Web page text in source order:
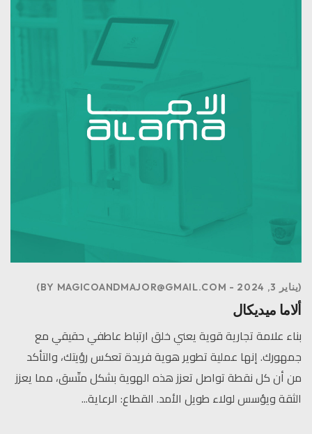
يناير 3, 2024 BY MAGICOANDMAJOR@GMAIL.COM
ألاما ميديكال
بناء علامة تجارية قوية يعني خلق ارتباط عاطفي حقيقي مع
جمهورك. إنها عملية تطوير هوية فريدة تعكس رؤيتك، والتأكد
من أن كل نقطة تواصل تعزز هذه الهوية بشكل متّسق، مما يعزز
الثقة ويؤسس لولاء طويل الأمد. القطاع: الرعاية...